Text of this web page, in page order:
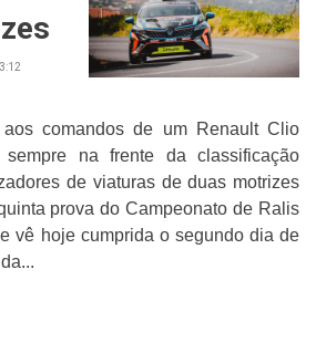
comandos de um Renault Clio
na frente da classificação
de viaturas de duas motrizes
prova do Campeonato de Ralis
vê hoje cumprida o segundo dia de